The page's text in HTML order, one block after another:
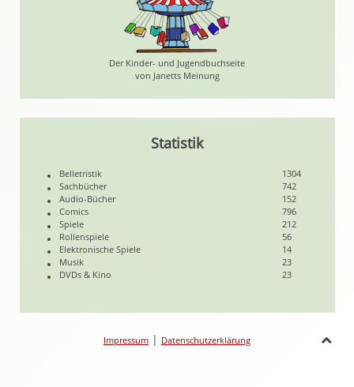
Der Kinder- und Jugendbuchseite
von Janetts Meinung
Statistik
Belletristik
1304
Sachbücher
742
Audio-Bücher
152
Comics
796
Spiele
212
Rollenspiele
56
Elektronische Spiele
14
Musik
23
DVDs & Kino
23
Impressum | Datenschutzerklärung